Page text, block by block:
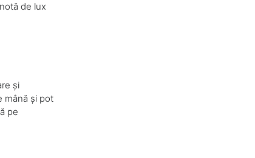
de lux
și
mână și pot
pe